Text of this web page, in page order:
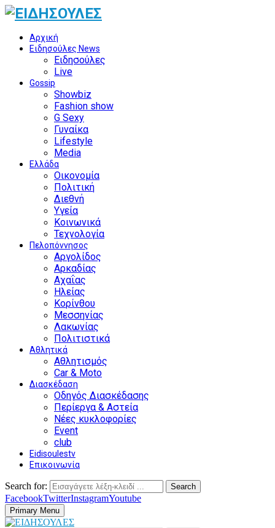
Αρχική
Ειδησούλες News
Ειδησούλες
Live
Gossip
Showbiz
Fashion show
G Sexy
Γυναίκα
Lifestyle
Media
Ελλάδα
Οικονομία
Πολιτική
Διεθνή
Υγεία
Κοινωνικά
Τεχνολογία
Πελοπόννησος
Αργολίδος
Αρκαδίας
Αχαΐας
Ηλείας
Κορίνθου
Μεσσηνίας
Λακωνίας
Πολιτιστικά
Αθλητικά
Αθλητισμός
Car & Moto
Διασκέδαση
Οδηγός Διασκέδασης
Περίεργα & Αστεία
Νέες κυκλοφορίες
Event
club
Eidisoulestv
Επικοινωνία
Search for: Search
FacebookTwitterInstagramYoutube
Primary Menu